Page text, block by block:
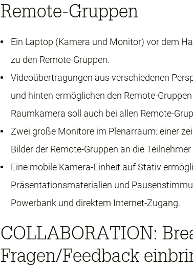
Remote-Gruppen
Ein Laptop (Kamera und Monitor) vor dem
zu den Remote-Gruppen.
Videoübertragungen aus verschiedenen
und hinten ermöglichen den Remote-
Raumkamera soll auch bei allen Remote-
Zwei große Monitore im Plenarraum: einer
Bilder der Remote-Gruppen an die
Eine mobile Kamera-Einheit auf Stativ
Präsentationsmaterialien und
Powerbank und direktem Internet-Zugang.
COLLABORATION:
Fragen/Feedback